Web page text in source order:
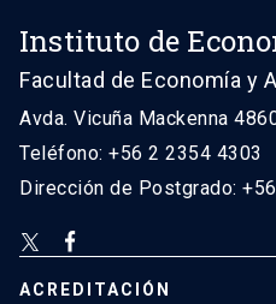
Instituto de
Facultad de Economía y
Avda. Vicuña Mackenna
Teléfono: +56 2 2354 4303
Dirección de Postgrado:
ACREDITACIÓN